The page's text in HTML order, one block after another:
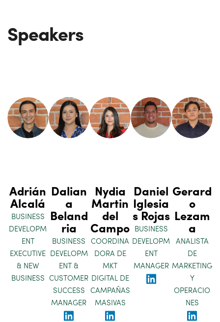
Speakers
Adrián
Alcalá
BUSINESS
DEVELOPM
ENT
EXECUTIVE
& NEW
BUSINESS
Dalian
a
Beland
ria
BUSINESS
DEVELOPM
ENT &
CUSTOMER
SUCCESS
MANAGER
Nydia
Martin
del
Campo
COORDINA
DORA DE
MKT
DIGITAL DE
CAMPAÑAS
MASIVAS
Daniel
Iglesia
s Rojas
BUSINESS
DEVELOPM
ENT
MANAGER
Gerard
o
Lezam
a
ANALISTA
DE
MARKETING
Y
OPERACIO
NES